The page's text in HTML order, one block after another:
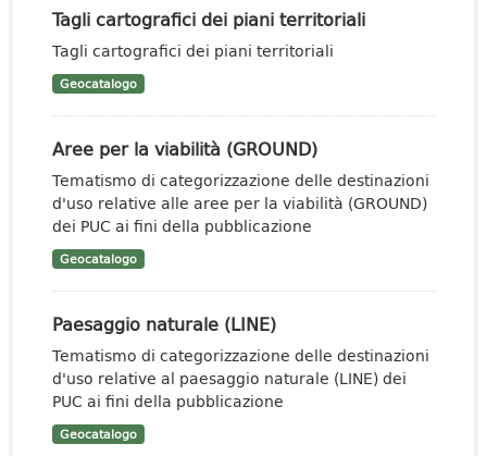
Tagli cartografici dei piani territoriali
Tagli cartografici dei piani territoriali
Geocatalogo
Aree per la viabilità (GROUND)
Tematismo di categorizzazione delle destinazioni
d'uso relative alle aree per la viabilità (GROUND)
dei PUC ai fini della pubblicazione
Geocatalogo
Paesaggio naturale (LINE)
Tematismo di categorizzazione delle destinazioni
d'uso relative al paesaggio naturale (LINE) dei
PUC ai fini della pubblicazione
Geocatalogo